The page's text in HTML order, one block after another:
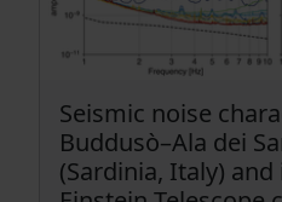
Seismic noise
Buddusò–Ala dei
(Sardinia, Italy)